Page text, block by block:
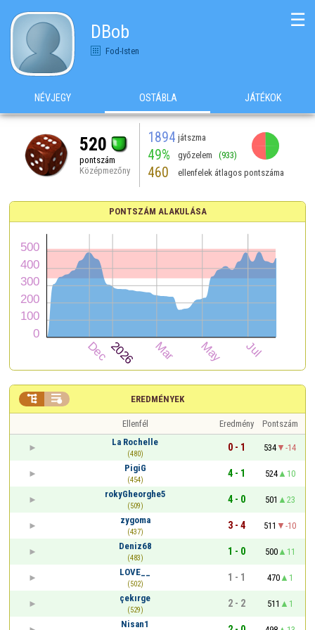
DBob
Fod-Isten
☰
NÉVJEGY OSTÁBLA JÁTÉKOK
520
pontszám
Középmezőny
1894 játszma
49% győzelem (933)
460 ellenfelek átlagos pontszáma
PONTSZÁM ALAKULÁSA
EREDMÉNYEK
 
Ellenfél Eredmény
Pontszám
La Rochelle
(480)
0 - 1 534
-14
PigiG
(454)
4 - 1 524
10
rokyGheorghe5
(509)
4 - 0 501
23
zygoma
(437)
3 - 4 511
-10
Deniz68
(483)
1 - 0 500
11
LOVE__
(502)
1 - 1 470
1
çekırge
(529)
2 - 2 511
1
Nisan1